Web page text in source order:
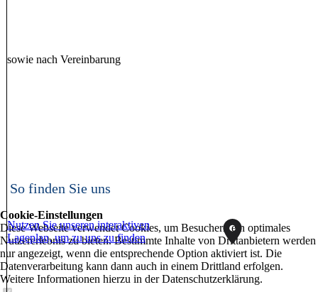
sowie nach Vereinbarung
So finden Sie uns
Nutzen Sie unseren interaktiven
La­ge­plan, um zu uns zu finden
Cookie-Einstellungen
Diese Webseite verwendet Cookies, um Besuchern ein optimales
Nutzererlebnis zu bieten. Bestimmte Inhalte von Drittanbietern werden
nur angezeigt, wenn die entsprechende Option aktiviert ist. Die
Datenverarbeitung kann dann auch in einem Drittland erfolgen.
Weitere Informationen hierzu in der Datenschutzerklärung.